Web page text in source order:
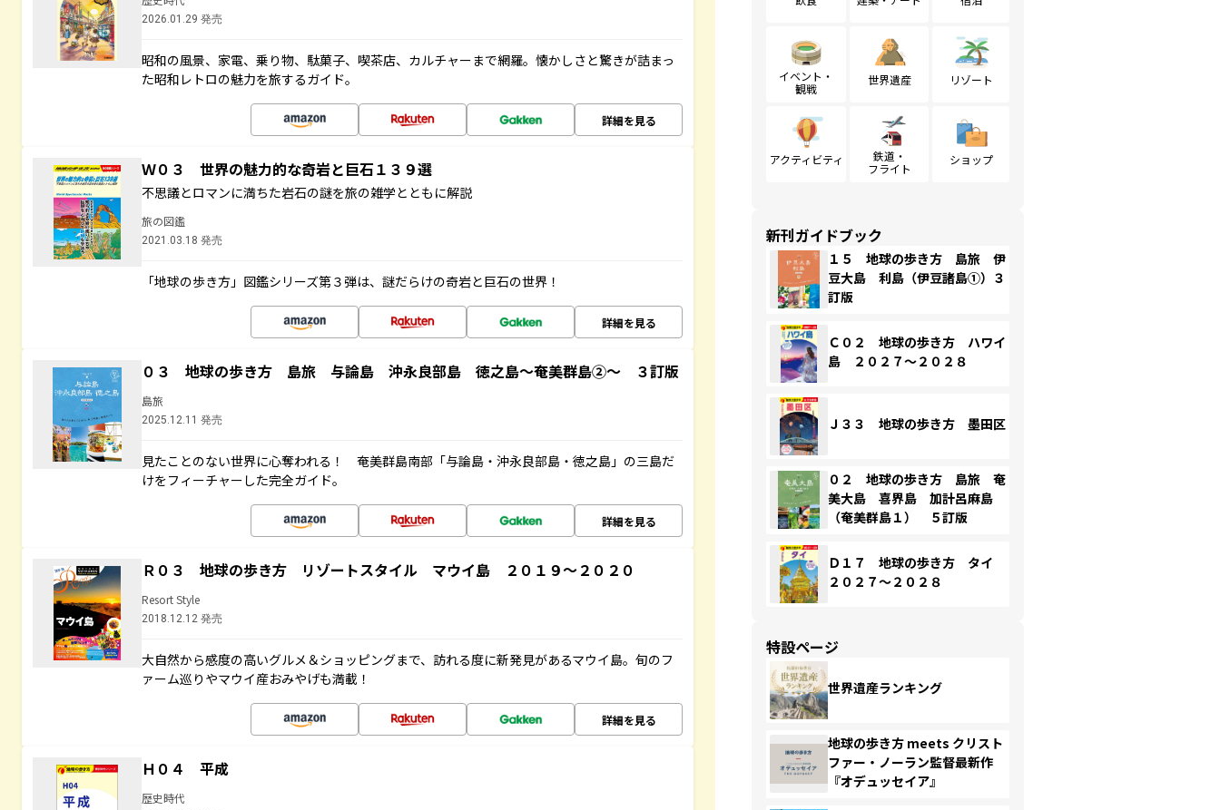
2026.01.29 発売
昭和の風景、家電、乗り物、駄菓子、喫茶店、カルチャーまで網羅。懐かしさと驚きが詰まっ
た昭和レトロの魅力を旅するガイド。
詳細を見る
Ｗ０３ 世界の魅力的な奇岩と巨石１３９選
不思議とロマンに満ちた岩石の謎を旅の雑学とともに解説
旅の図鑑
2021.03.18 発売
「地球の歩き方」図鑑シリーズ第３弾は、謎だらけの奇岩と巨石の世界！
詳細を見る
０３ 地球の歩き方 島旅 与論島 沖永良部島 徳之島～奄美群島②～ ３訂版
島旅
2025.12.11 発売
見たことのない世界に心奪われる！ 奄美群島南部「与論島・沖永良部島・徳之島」の三島だ
けをフィーチャーした完全ガイド。
詳細を見る
Ｒ０３ 地球の歩き方 リゾートスタイル マウイ島 ２０１９～２０２０
Resort Style
2018.12.12 発売
大自然から感度の高いグルメ＆ショッピングまで、訪れる度に新発見があるマウイ島。旬のフ
ァーム巡りやマウイ産おみやげも満載！
詳細を見る
Ｈ０４ 平成
歴史時代
イベント・
観戦
世界遺産 リゾート
アクティビティ
鉄道・
フライト
ショップ
新刊ガイドブック
１５ 地球の歩き方 島旅 伊
豆大島 利島（伊豆諸島①）３
訂版
Ｃ０２ 地球の歩き方 ハワイ
島 ２０２７～２０２８
Ｊ３３ 地球の歩き方 墨田区
０２ 地球の歩き方 島旅 奄
美大島 喜界島 加計呂麻島
（奄美群島１） ５訂版
Ｄ１７ 地球の歩き方 タイ
２０２７～２０２８
特設ページ
世界遺産ランキング
地球の歩き方 meets クリスト
ファー・ノーラン監督最新作
『オデュッセイア』